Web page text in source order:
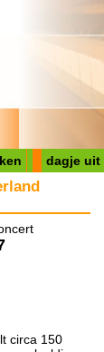
dagje uit
circa 150